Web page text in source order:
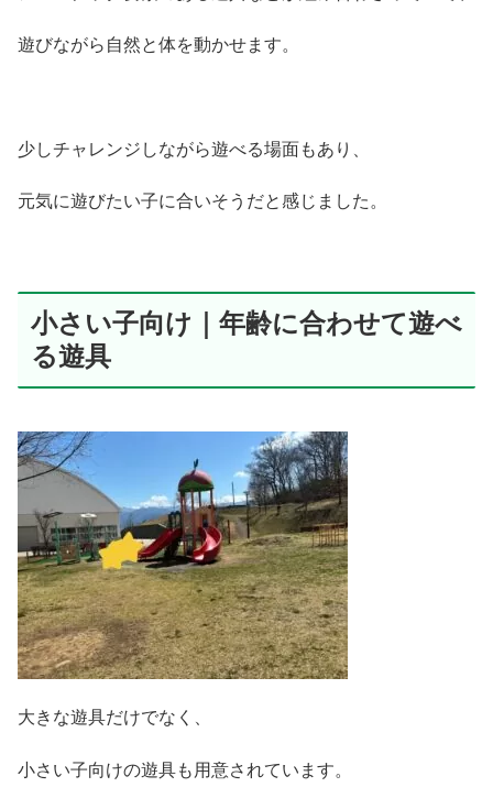
遊びながら自然と体を動かせます。
少しチャレンジしながら遊べる場面もあり、
元気に遊びたい子に合いそうだと感じました。
小さい子向け｜年齢に合わせて遊べ
る遊具
大きな遊具だけでなく、
小さい子向けの遊具も用意されています。